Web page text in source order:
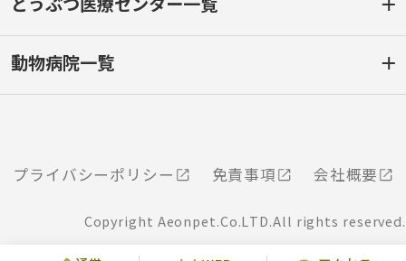
動物病院一覧
プライバシーポリシー 免責事項 会社概要
Copyright Aeonpet.Co.LTD.All rights reserved.